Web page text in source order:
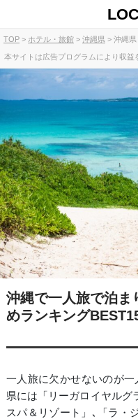
TOP ホテル・旅館 沖縄県 沖縄
本サイトは広告プログラムにより収益
沖縄で一人旅で泊ま
めランキング
一人旅に欠かせないのが
県には「リーガロイヤル
スパ＆リゾート」､「ラ・